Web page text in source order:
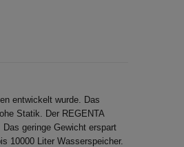
entwickelt wurde. Das
Statik. Der REGENTA
geringe Gewicht erspart
10000 Liter Wasserspeicher.